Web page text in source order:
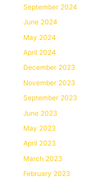
September 2024
June 2024
May 2024
April 2024
December 2023
November 2023
September 2023
June 2023
May 2023
April 2023
March 2023
February 2023